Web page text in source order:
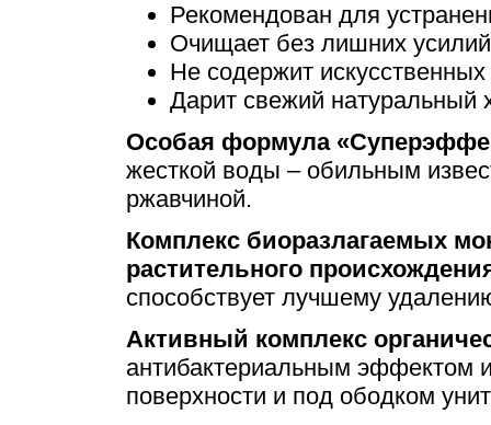
Рекомендован для
Очищает без лишних
Не содержит
Дарит свежий натуральный
Особая формула
жесткой воды – обильным
ржавчиной.
Комплекс биоразлагаемых
растительного
способствует лучшему
Активный комплекс
антибактериальным эффектом и
поверхности и под ободком